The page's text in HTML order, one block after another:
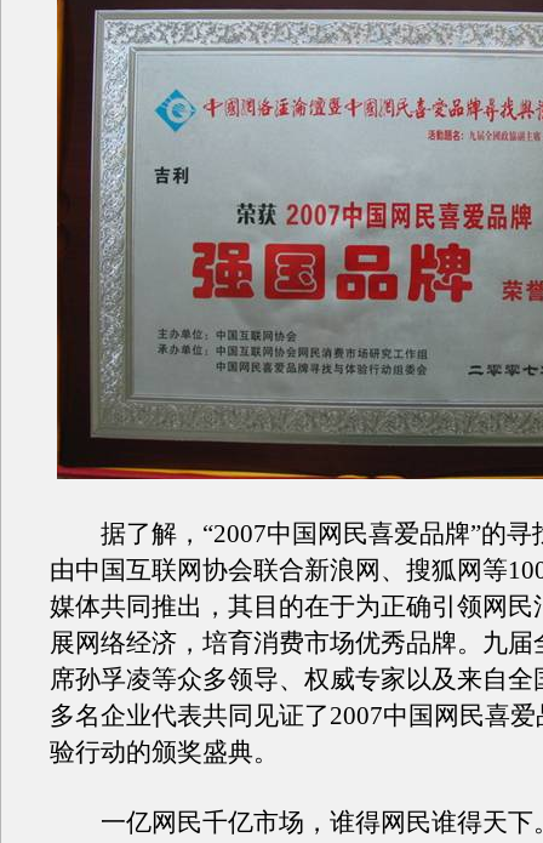
据了解，“2007中国网民喜爱品牌”的寻
由中国互联网协会联合新浪网、搜狐网等
媒体共同推出，其目的在于为正确引领网民
展网络经济，培育消费市场优秀品牌。九届
席孙孚凌等众多领导、权威专家以及来自全
多名企业代表共同见证了2007中国网民喜
验行动的颁奖盛典。
一亿网民千亿市场，谁得网民谁得天下